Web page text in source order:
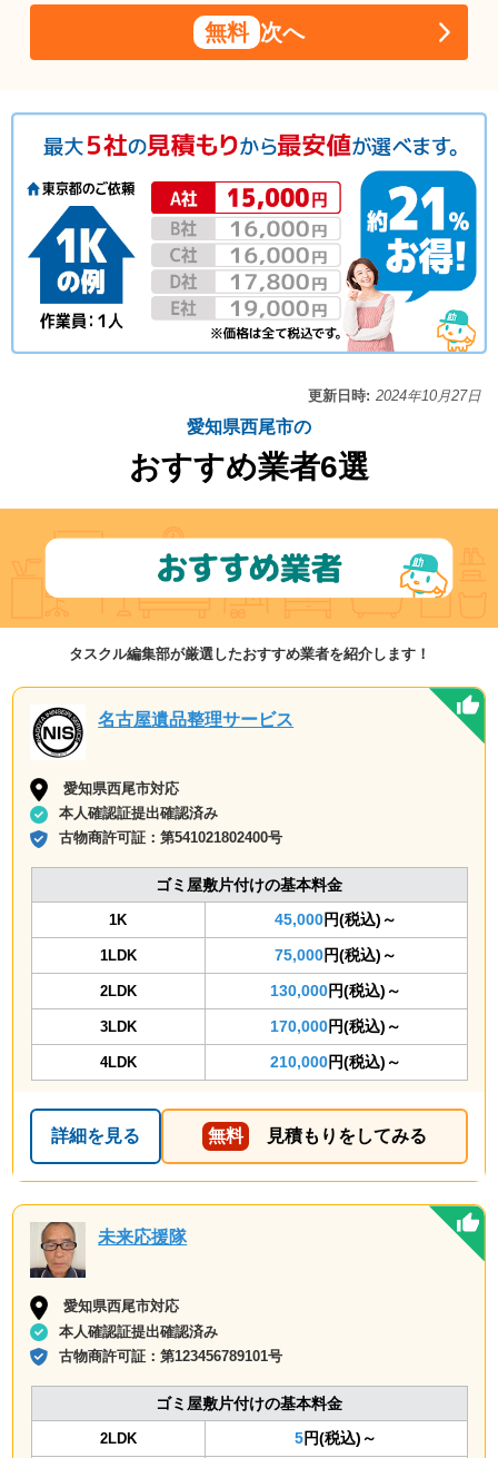
無料 次へ
更新日時: 2024年10月27日
愛知県西尾市の
おすすめ業者6選
タスクル編集部が厳選したおすすめ業者を紹介します！
名古屋遺品整理サービス
愛知県西尾市対応
本人確認証提出確認済み
古物商許可証：第541021802400号
ゴミ屋敷片付けの基本料金
1K 45,000円(税込)～
1LDK 75,000円(税込)～
2LDK 130,000円(税込)～
3LDK 170,000円(税込)～
4LDK 210,000円(税込)～
詳細を見る 無料 見積もりをしてみる
未来応援隊
愛知県西尾市対応
本人確認証提出確認済み
古物商許可証：第123456789101号
ゴミ屋敷片付けの基本料金
2LDK 5円(税込)～